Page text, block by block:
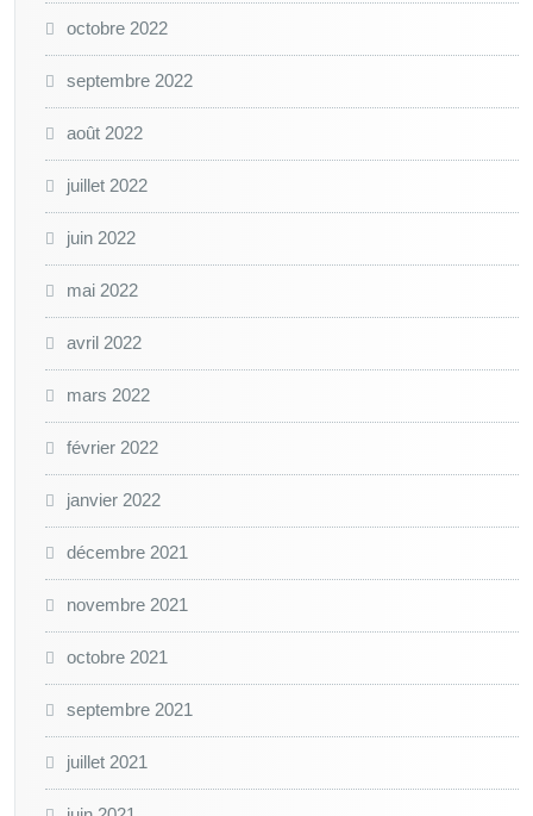
octobre 2022
septembre 2022
août 2022
juillet 2022
juin 2022
mai 2022
avril 2022
mars 2022
février 2022
janvier 2022
décembre 2021
novembre 2021
octobre 2021
septembre 2021
juillet 2021